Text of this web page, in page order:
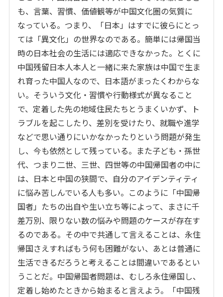
も、言葉、習慣、価値観等が中国文化圏の気質に
なっている。つまり、「日本」はすでに彼らにとっ
ては「異文化」の世界なのである。簡単には帰国当
時の日本社会の生活には適応できなかった。とくに
中国残留日本人本人と一緒に来た家族は中国で生ま
れ育った中国人なので、日本語がまったくわからな
い。そういう文化・習慣や行動様式が異なること
で、定着した先の地域住民たちとうまくいかず、ト
ラブルを起こしたり、差別を受けたり、就職や進学
などで思い通りにいかなかったりという問題が発生
し、今も依然として残っている。また子ども・孫世
代、つまり二世、三世、四世等の中国帰国者の中に
は、日本と中国の狭間で、自分のアイデンティティ
に悩み苦しんでいる人も多い。このように「中国帰
国者」たちの出自や生い立ち等によって、まさに千
差万別、限りない数の悩みや問題のケースが存在す
るのである。その中で共通して言えることは、永住
帰国さえすればもう何も困難がない、あとは普通に
生活できるだろうと考えることは間違いであるとい
うことだ。中国帰国者問題は、むしろ永住帰国し、
定着し始めたときから始まると言えよう。「中国残